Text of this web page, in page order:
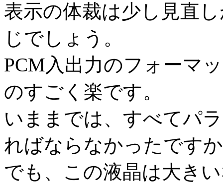
表示の体裁は少し見直
じでしょう。
PCM入出力のフォーマ
のすごく楽です。
いままでは、すべてパ
ればならなかったです
でも、この液晶は大き